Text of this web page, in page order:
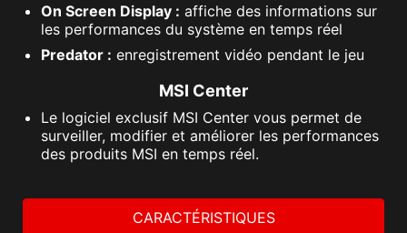
On Screen Display : affiche des informations sur
les performances du système en temps réel
Predator : enregistrement vidéo pendant le jeu
MSI Center
Le logiciel exclusif MSI Center vous permet de
surveiller, modifier et améliorer les performances
des produits MSI en temps réel.
CARACTÉRISTIQUES